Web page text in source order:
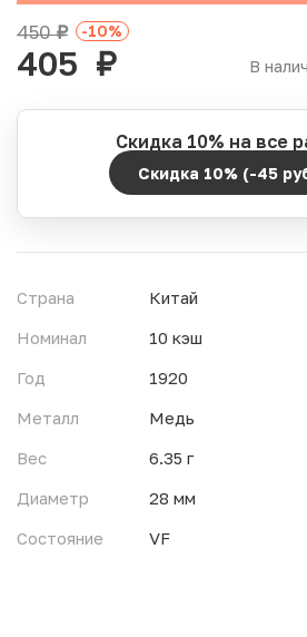
В
450руб. -10%
405 руб.
Скидка 10% на все
Скидка 10% (-45
Период действия акции:
5ч.
Страна
Китай
Номинал
10 кэш
Год
1920
Металл
Медь
Вес
6.35 г
Диаметр
28 мм
Состояние
VF